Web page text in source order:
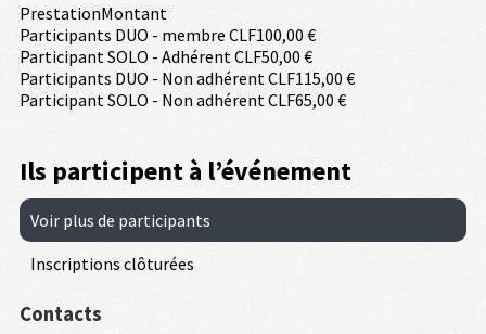
PrestationMontant
Participants DUO - membre CLF100,00 €
Participant SOLO - Adhérent CLF50,00 €
Participants DUO - Non adhérent CLF115,00 €
Participant SOLO - Non adhérent CLF65,00 €
Ils participent à l’événement
Voir plus de participants
Inscriptions clôturées
Contacts